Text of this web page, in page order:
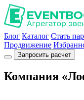
Блог Каталог Стать
Продвижение
Запросить расчет
Компания